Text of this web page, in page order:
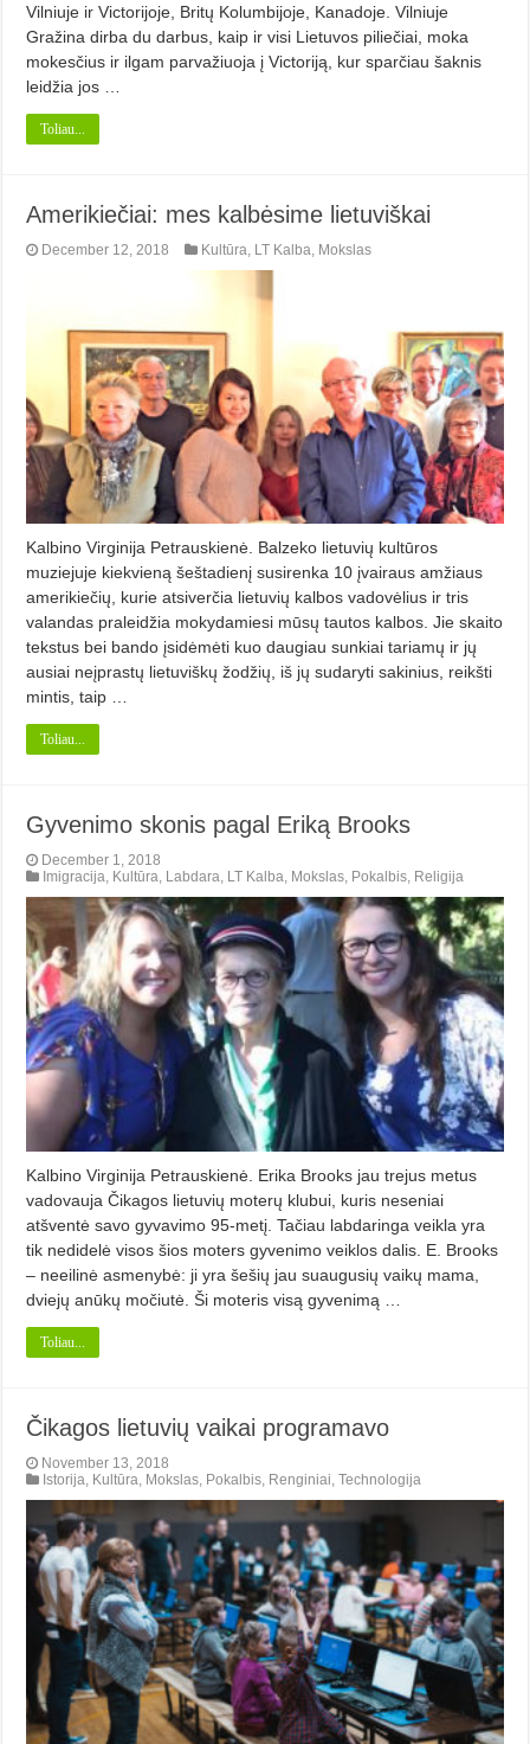
Vil­niuje ir Victorijoje, Britų Kolumbi­jo­je, Kanadoje. Vilniuje
Gražina dir­ba du darbus, kaip ir visi Lietuvos pi­liečiai, moka
mokesčius ir ilgam par­važiuoja į Victoriją, kur sparčiau šaknis
leidžia jos …
Toliau...
Amerikiečiai: mes kalbėsime lietuviškai
December 12, 2018 Kultūra LT Kalba Mokslas
Kalbino Virginija Petrauskienė. Balzeko lietuvių kultūros
muziejuje kiekvieną šeštadienį susirenka 10 įvairaus amžiaus
amerikiečių, kurie atsiverčia lietuvių kalbos vadovėlius ir tris
valandas praleidžia mokydamiesi mūsų tautos kalbos. Jie skaito
tekstus bei bando įsidėmėti kuo daugiau sunkiai tariamų ir jų
ausiai neįprastų lietuviškų žodžių, iš jų sudaryti sakinius, reikšti
mintis, taip …
Toliau...
Gyvenimo skonis pagal Eriką Brooks
December 1, 2018
Imigracija, Kultūra, Labdara, LT Kalba, Mokslas, Pokalbis, Religija
Kalbino Virginija Petrauskienė. Erika Brooks jau trejus metus
vadovauja Čikagos lietuvių moterų klubui, kuris neseniai
atšventė savo gyvavimo 95-metį. Tačiau labdaringa veikla yra
tik nedidelė visos šios moters gyvenimo veiklos dalis. E. Brooks
– neeilinė asmenybė: ji yra šešių jau suaugusių vaikų mama,
dviejų anūkų močiutė. Ši moteris visą gyvenimą …
Toliau...
Čikagos lietuvių vaikai programavo
November 13, 2018
Istorija, Kultūra, Mokslas, Pokalbis, Renginiai,Technologija